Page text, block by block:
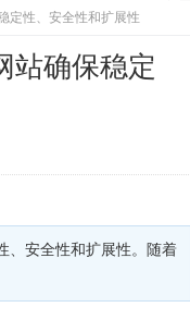
定性、安全性和扩展性
站确保稳定
、安全性和扩展性。随着